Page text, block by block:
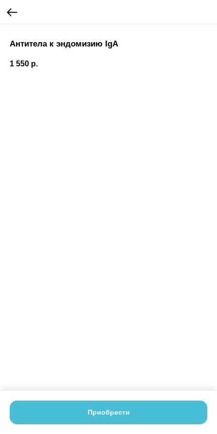
Антитела к эндомизию IgA
1 550 р.
Приобрести